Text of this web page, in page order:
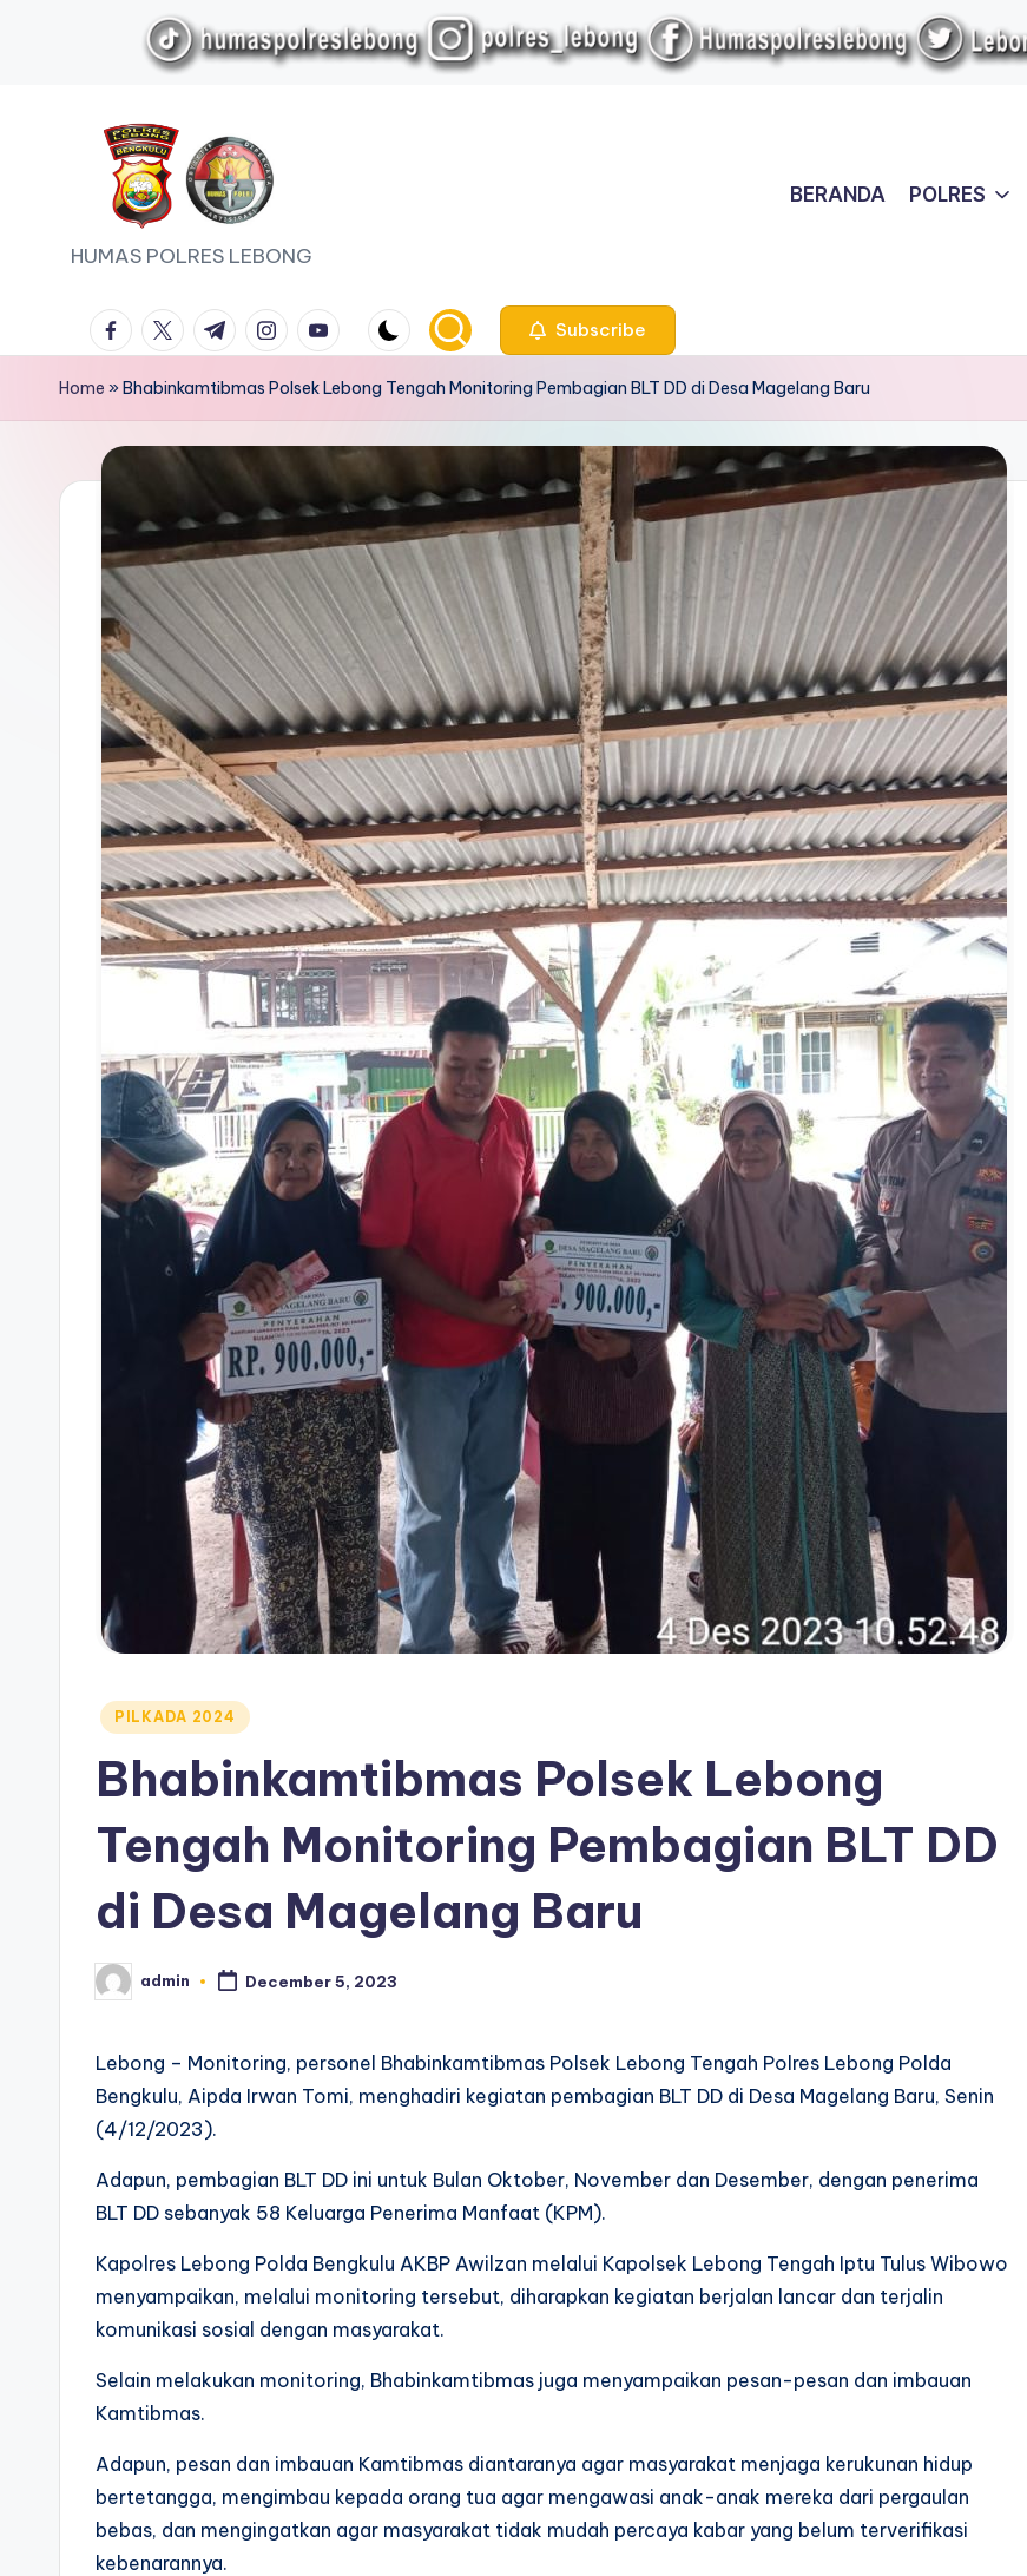
HUMAS POLRES LEBONG
BERANDA POLRES
facebook.com
twitter.com
t.me instagram.com
youtube.com Subscribe
Home »Bhabinkamtibmas Polsek Lebong Tengah Monitoring Pembagian BLT DD di Desa Magelang Baru
Posted
PILKADA 2024
Bhabinkamtibmas Polsek Lebong
Tengah Monitoring Pembagian BLT DD
di Desa Magelang Baru
Posted
by
admin December 5, 2023
Lebong – Monitoring, personel Bhabinkamtibmas Polsek Lebong Tengah Polres Lebong Polda
Bengkulu, Aipda Irwan Tomi, menghadiri kegiatan pembagian BLT DD di Desa Magelang Baru, Senin
(4/12/2023).
Adapun, pembagian BLT DD ini untuk Bulan Oktober, November dan Desember, dengan penerima
BLT DD sebanyak 58 Keluarga Penerima Manfaat (KPM).
Kapolres Lebong Polda Bengkulu AKBP Awilzan melalui Kapolsek Lebong Tengah Iptu Tulus Wibowo
menyampaikan, melalui monitoring tersebut, diharapkan kegiatan berjalan lancar dan terjalin
komunikasi sosial dengan masyarakat.
Selain melakukan monitoring, Bhabinkamtibmas juga menyampaikan pesan-pesan dan imbauan
Kamtibmas.
Adapun, pesan dan imbauan Kamtibmas diantaranya agar masyarakat menjaga kerukunan hidup
bertetangga, mengimbau kepada orang tua agar mengawasi anak-anak mereka dari pergaulan
bebas, dan mengingatkan agar masyarakat tidak mudah percaya kabar yang belum terverifikasi
kebenarannya.